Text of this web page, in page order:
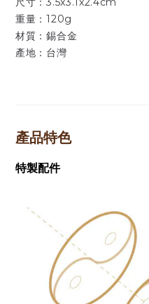
重量：120g
材質：錫合金
產地：台灣
產品特色
特製配件